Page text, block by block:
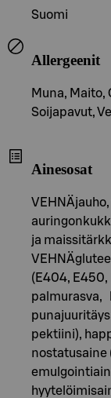
Suomi
Allergeenit
Muna,
Soijapavut,
Ainesosat
ja
(E404, E450,
palmurasva,
pektiini),
nostatusaine